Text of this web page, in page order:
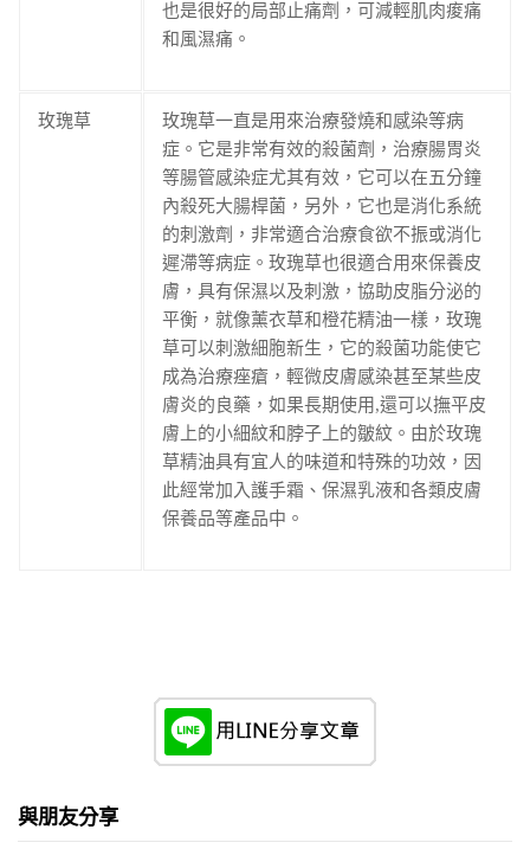
也是很好的局部止痛劑，可減輕肌肉痠痛
和風濕痛。
玫瑰草
玫瑰草一直是用來治療發燒和感染等病
症。它是非常有效的殺菌劑，治療腸胃炎
等腸管感染症尤其有效，它可以在五分鐘
內殺死大腸桿菌，另外，它也是消化系統
的刺激劑，非常適合治療食欲不振或消化
遲滯等病症。玫瑰草也很適合用來保養皮
膚，具有保濕以及刺激，協助皮脂分泌的
平衡，就像薰衣草和橙花精油一樣，玫瑰
草可以刺激細胞新生，它的殺菌功能使它
成為治療痤瘡，輕微皮膚感染甚至某些皮
膚炎的良藥，如果長期使用,還可以撫平皮
膚上的小細紋和脖子上的皺紋。由於玫瑰
草精油具有宜人的味道和特殊的功效，因
此經常加入護手霜、保濕乳液和各類皮膚
保養品等產品中。
與朋友分享